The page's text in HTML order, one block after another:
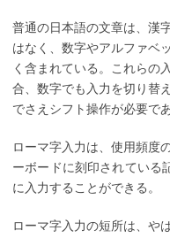
普通の日本語の文章は、漢
はなく、数字やアルファベ
く含まれている。これらの
合、数字でも入力を切り替
でさえシフト操作が必要であ
ローマ字入力は、使用頻度
ーボードに刻印されている
に入力することができる。
ローマ字入力の短所は、や